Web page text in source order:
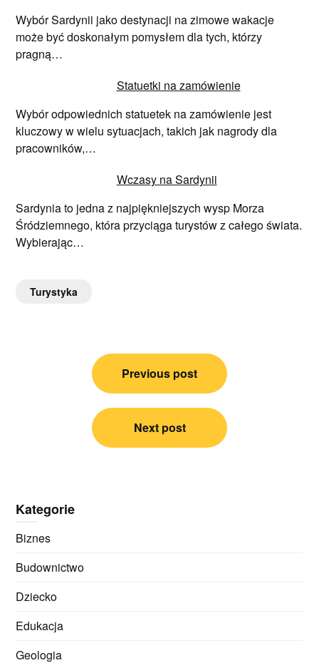
Wybór Sardynii jako destynacji na zimowe wakacje
może być doskonałym pomysłem dla tych, którzy
pragną…
Statuetki na zamówienie
Wybór odpowiednich statuetek na zamówienie jest
kluczowy w wielu sytuacjach, takich jak nagrody dla
pracowników,…
Wczasy na Sardynii
Sardynia to jedna z najpiękniejszych wysp Morza
Śródziemnego, która przyciąga turystów z całego świata.
Wybierając…
Turystyka
Nawigacja
Previous post
Next post
Kategorie
Biznes
Budownictwo
Dziecko
Edukacja
Geologia